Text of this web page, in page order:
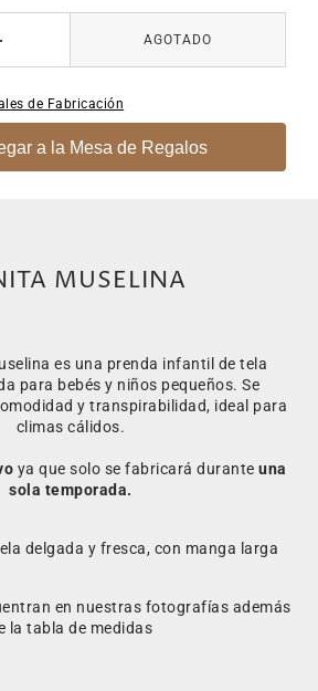
AGOTADO
de Fabricación
MUSELINA
es una prenda infantil de tela
para bebés y niños pequeños. Se
y transpirabilidad, ideal para
climas cálidos.
ya que solo se fabricará duranteuna
sola temporada.
delgada y fresca, con manga larga
en nuestras fotografías además
la tabla de medidas